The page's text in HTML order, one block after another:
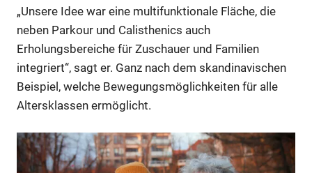
Anzeige
Anzeige
„Unsere Idee war eine multifunktionale Fläche, die
neben Parkour und Calisthenics auch
Erholungsbereiche für Zuschauer und Familien
integriert“, sagt er. Ganz nach dem skandinavischen
Beispiel, welche Bewegungsmöglichkeiten für alle
Altersklassen ermöglicht.